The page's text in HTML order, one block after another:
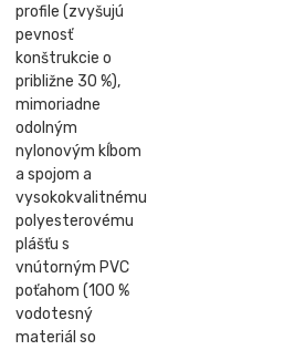
profile (zvyšujú
pevnosť
konštrukcie o
približne 30 %),
mimoriadne
odolným
nylonovým kĺbom
a spojom a
vysokokvalitnému
polyesterovému
plášťu s
vnútorným PVC
poťahom (100 %
vodotesný
materiál so